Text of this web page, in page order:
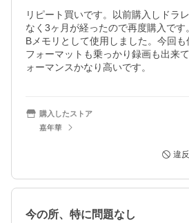
リピート買いです。以前購入しドラ
なく3ヶ月が経ったので再度購入で
Bメモリとして使用しました。今回
フォーマットも乗っかり録画も出来
ォーマンスかなり高いです。
購入したストア
嘉年華
違
今の所、特に問題なし